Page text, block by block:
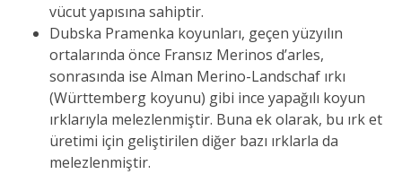
vücut yapısına sahiptir.
Dubska Pramenka koyunları, geçen yüzyılın
ortalarında önce Fransız Merinos d’arles,
sonrasında ise Alman Merino-Landschaf ırkı
(Württemberg koyunu) gibi ince yapağılı koyun
ırklarıyla melezlenmiştir. Buna ek olarak, bu ırk et
üretimi için geliştirilen diğer bazı ırklarla da
melezlenmiştir.